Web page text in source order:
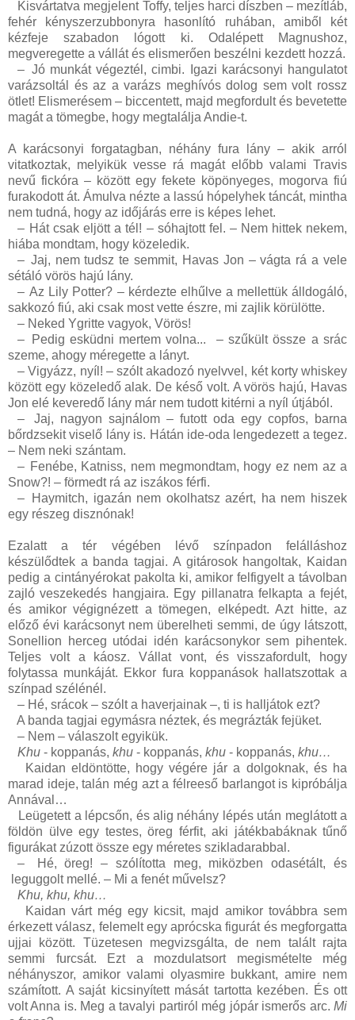
Kisvártatva megjelent Toffy, teljes harci díszben – mezítláb,
fehér kényszerzubbonyra hasonlító ruhában, amiből két
kézfeje szabadon lógott ki. Odalépett Magnushoz,
megveregette a vállát és elismerően beszélni kezdett hozzá.
– Jó munkát végeztél, cimbi. Igazi karácsonyi hangulatot
varázsoltál és az a varázs meghívós dolog sem volt rossz
ötlet! Elismerésem – biccentett, majd megfordult és bevetette
magát a tömegbe, hogy megtalálja Andie-t.
A karácsonyi forgatagban, néhány fura lány – akik arról
vitatkoztak, melyikük vesse rá magát előbb valami Travis
nevű fickóra – között egy fekete köpönyeges, mogorva fiú
furakodott át. Ámulva nézte a lassú hópelyhek táncát, mintha
nem tudná, hogy az időjárás erre is képes lehet.
– Hát csak eljött a tél! – sóhajtott fel. – Nem hittek nekem,
hiába mondtam, hogy közeledik.
– Jaj, nem tudsz te semmit, Havas Jon – vágta rá a vele
sétáló vörös hajú lány.
– Az Lily Potter? – kérdezte elhűlve a mellettük álldogáló,
sakkozó fiú, aki csak most vette észre, mi zajlik körülötte.
– Neked Ygritte vagyok, Vörös!
–
Pedig esküdni mertem volna...
– szűkült össze a srác
szeme, ahogy méregette a lányt.
– Vigyázz, nyíl! – szólt akadozó nyelvvel, két korty whiskey
között egy közeledő alak. De késő volt. A vörös hajú, Havas
Jon elé keveredő lány már nem tudott kitérni a nyíl útjából.
–
Jaj, nagyon sajnálom – futott oda egy copfos, barna
bőrdzsekit viselő lány is. Hátán ide-oda lengedezett a tegez.
– Nem neki szántam.
– Fenébe, Katniss, nem megmondtam, hogy ez nem az a
Snow?! – förmedt rá az iszákos férfi.
–
Haymitch, igazán nem okolhatsz azért, ha nem hiszek
egy részeg disznónak!
Ezalatt a tér végében lévő színpadon felálláshoz
készülődtek a banda tagjai. A gitárosok hangoltak, Kaidan
pedig a cintányérokat pakolta ki, amikor felfigyelt a távolban
zajló veszekedés hangjaira. Egy pillanatra felkapta a fejét,
és amikor végignézett a tömegen, elképedt. Azt hitte, az
előző évi karácsonyt nem überelheti semmi, de úgy látszott,
Sonellion herceg utódai idén karácsonykor sem pihentek.
Teljes volt a káosz. Vállat vont, és visszafordult, hogy
folytassa munkáját. Ekkor fura koppanások hallatszottak a
színpad szélénél.
– Hé, srácok – szólt a haverjainak –, ti is halljátok ezt?
A banda tagjai egymásra néztek, és megrázták fejüket.
– Nem – válaszolt egyikük.
Khu - koppanás, khu - koppanás, khu - koppanás, khu…
Kaidan eldöntötte, hogy végére jár a dolgoknak, és ha
marad ideje, talán még azt a félreeső barlangot is kipróbálja
Annával…
Leügetett a lépcsőn, és alig néhány lépés után meglátott a
földön ülve egy testes, öreg férfit, aki játékbabáknak tűnő
figurákat zúzott össze egy méretes szikladarabbal.
–
Hé, öreg! – szólította meg, miközben odasétált, és
leguggolt mellé. – Mi a fenét művelsz?
Khu, khu, khu…
Kaidan várt még egy kicsit, majd amikor továbbra sem
érkezett válasz, felemelt egy aprócska figurát és megforgatta
ujjai között. Tüzetesen megvizsgálta, de nem talált rajta
semmi furcsát. Ezt a mozdulatsort megismételte még
néhányszor, amikor valami olyasmire bukkant, amire nem
számított. A saját kicsinyített mását tartotta kezében. És ott
volt Anna is. Meg a tavalyi partiról még jópár ismerős arc. Mi